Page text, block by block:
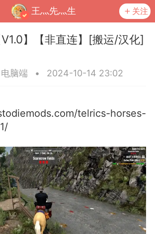
王灬先灬生 关注
道具 排行榜
攻略教程 联机招募
V1.0】【非直连】[搬运/汉化]
电脑端 • 2024-10-14 23:02
telrics-horses-